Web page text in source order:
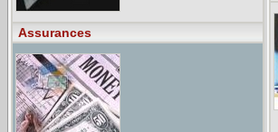
Assurances